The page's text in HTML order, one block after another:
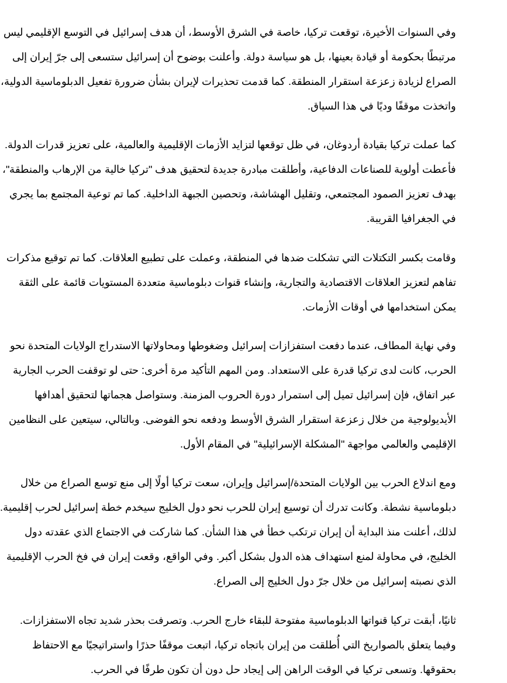
وفي السنوات الأخيرة، توقعت تركيا، خاصة في الشرق الأوسط، أن هدف إسرائيل في التوسع الإقليمي ليس
مرتبطًا بحكومة أو قيادة بعينها، بل هو سياسة دولة. وأعلنت بوضوح أن إسرائيل ستسعى إلى جرّ إيران إلى
الصراع لزيادة زعزعة استقرار المنطقة. كما قدمت تحذيرات لإيران بشأن ضرورة تفعيل الدبلوماسية الدولية،
واتخذت موقفًا وديًا في هذا السياق.
كما عملت تركيا بقيادة أردوغان، في ظل توقعها لتزايد الأزمات الإقليمية والعالمية، على تعزيز قدرات الدولة.
فأعطت أولوية للصناعات الدفاعية، وأطلقت مبادرة جديدة لتحقيق هدف "تركيا خالية من الإرهاب والمنطقة"،
بهدف تعزيز الصمود المجتمعي، وتقليل الهشاشة، وتحصين الجبهة الداخلية. كما تم توعية المجتمع بما يجري
في الجغرافيا القريبة.
وقامت بكسر التكتلات التي تشكلت ضدها في المنطقة، وعملت على تطبيع العلاقات. كما تم توقيع مذكرات
تفاهم لتعزيز العلاقات الاقتصادية والتجارية، وإنشاء قنوات دبلوماسية متعددة المستويات قائمة على الثقة
يمكن استخدامها في أوقات الأزمات.
وفي نهاية المطاف، عندما دفعت استفزازات إسرائيل وضغوطها ومحاولاتها الاستدراج الولايات المتحدة نحو
الحرب، كانت لدى تركيا قدرة على الاستعداد. ومن المهم التأكيد مرة أخرى: حتى لو توقفت الحرب الجارية
عبر اتفاق، فإن إسرائيل تميل إلى استمرار دورة الحروب المزمنة. وستواصل هجماتها لتحقيق أهدافها
الأيديولوجية من خلال زعزعة استقرار الشرق الأوسط ودفعه نحو الفوضى. وبالتالي، سيتعين على النظامين
الإقليمي والعالمي مواجهة "المشكلة الإسرائيلية" في المقام الأول.
ومع اندلاع الحرب بين الولايات المتحدة/إسرائيل وإيران، سعت تركيا أولًا إلى منع توسع الصراع من خلال
دبلوماسية نشطة. وكانت تدرك أن توسيع إيران للحرب نحو دول الخليج سيخدم خطة إسرائيل لحرب إقليمية.
لذلك، أعلنت منذ البداية أن إيران ترتكب خطأ في هذا الشأن. كما شاركت في الاجتماع الذي عقدته دول
الخليج، في محاولة لمنع استهداف هذه الدول بشكل أكبر. وفي الواقع، وقعت إيران في فخ الحرب الإقليمية
الذي نصبته إسرائيل من خلال جرّ دول الخليج إلى الصراع.
ثانيًا، أبقت تركيا قنواتها الدبلوماسية مفتوحة للبقاء خارج الحرب. وتصرفت بحذر شديد تجاه الاستفزازات.
وفيما يتعلق بالصواريخ التي أُطلقت من إيران باتجاه تركيا، اتبعت موقفًا حذرًا واستراتيجيًا مع الاحتفاظ
بحقوقها. وتسعى تركيا في الوقت الراهن إلى إيجاد حل دون أن تكون طرفًا في الحرب.